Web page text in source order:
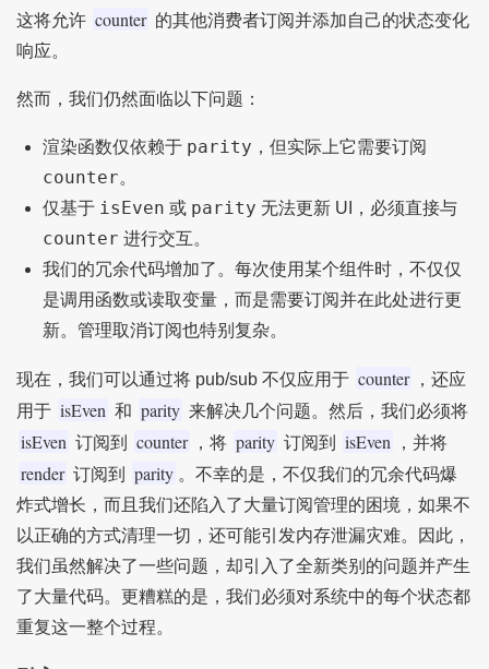
这将允许 counter 的其他消费者订阅并添加自己的状态变化
响应。
然而，我们仍然面临以下问题：
渲染函数仅依赖于 parity ，但实际上它需要订阅
counter。
仅基于 isEven 或 parity 无法更新 UI，必须直接与
counter 进行交互。
我们的冗余代码增加了。每次使用某个组件时，不仅仅
是调用函数或读取变量，而是需要订阅并在此处进行更
新。管理取消订阅也特别复杂。
现在，我们可以通过将 pub/sub 不仅应用于 counter
，还应
用于 isEven 和 parity 来解决几个问题。然后，我们必须将
isEven 订阅到 counter ，将 parity 订阅到 isEven ，并将
render 订阅到 parity 。不幸的是，不仅我们的冗余代码爆
炸式增长，而且我们还陷入了大量订阅管理的困境，如果不
以正确的方式清理一切，还可能引发内存泄漏灾难。因此，
我们虽然解决了一些问题，却引入了全新类别的问题并产生
了大量代码。更糟糕的是，我们必须对系统中的每个状态都
重复这一整个过程。